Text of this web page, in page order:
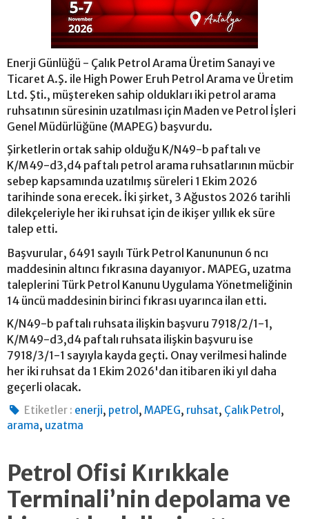
Enerji Günlüğü - Çalık Petrol Arama Üretim Sanayi ve
Ticaret A.Ş. ile High Power Eruh Petrol Arama ve Üretim
Ltd. Şti., müştereken sahip oldukları iki petrol arama
ruhsatının süresinin uzatılması için Maden ve Petrol İşleri
Genel Müdürlüğüne (MAPEG) başvurdu.
Şirketlerin ortak sahip olduğu K/N49-b paftalı ve
K/M49-d3,d4 paftalı petrol arama ruhsatlarının mücbir
sebep kapsamında uzatılmış süreleri 1 Ekim 2026
tarihinde sona erecek. İki şirket, 3 Ağustos 2026 tarihli
dilekçeleriyle her iki ruhsat için de ikişer yıllık ek süre
talep etti.
Başvurular, 6491 sayılı Türk Petrol Kanununun 6 ncı
maddesinin altıncı fıkrasına dayanıyor. MAPEG, uzatma
taleplerini Türk Petrol Kanunu Uygulama Yönetmeliğinin
14 üncü maddesinin birinci fıkrası uyarınca ilan etti.
K/N49-b paftalı ruhsata ilişkin başvuru 7918/2/1-1,
K/M49-d3,d4 paftalı ruhsata ilişkin başvuru ise
7918/3/1-1 sayıyla kayda geçti. Onay verilmesi halinde
her iki ruhsat da 1 Ekim 2026'dan itibaren iki yıl daha
geçerli olacak.
Etiketler : enerji, petrol ,MAPEG, ruhsat, Çalık Petrol ,
arama, uzatma
Petrol Ofisi Kırıkkale
Terminali’nin depolama ve